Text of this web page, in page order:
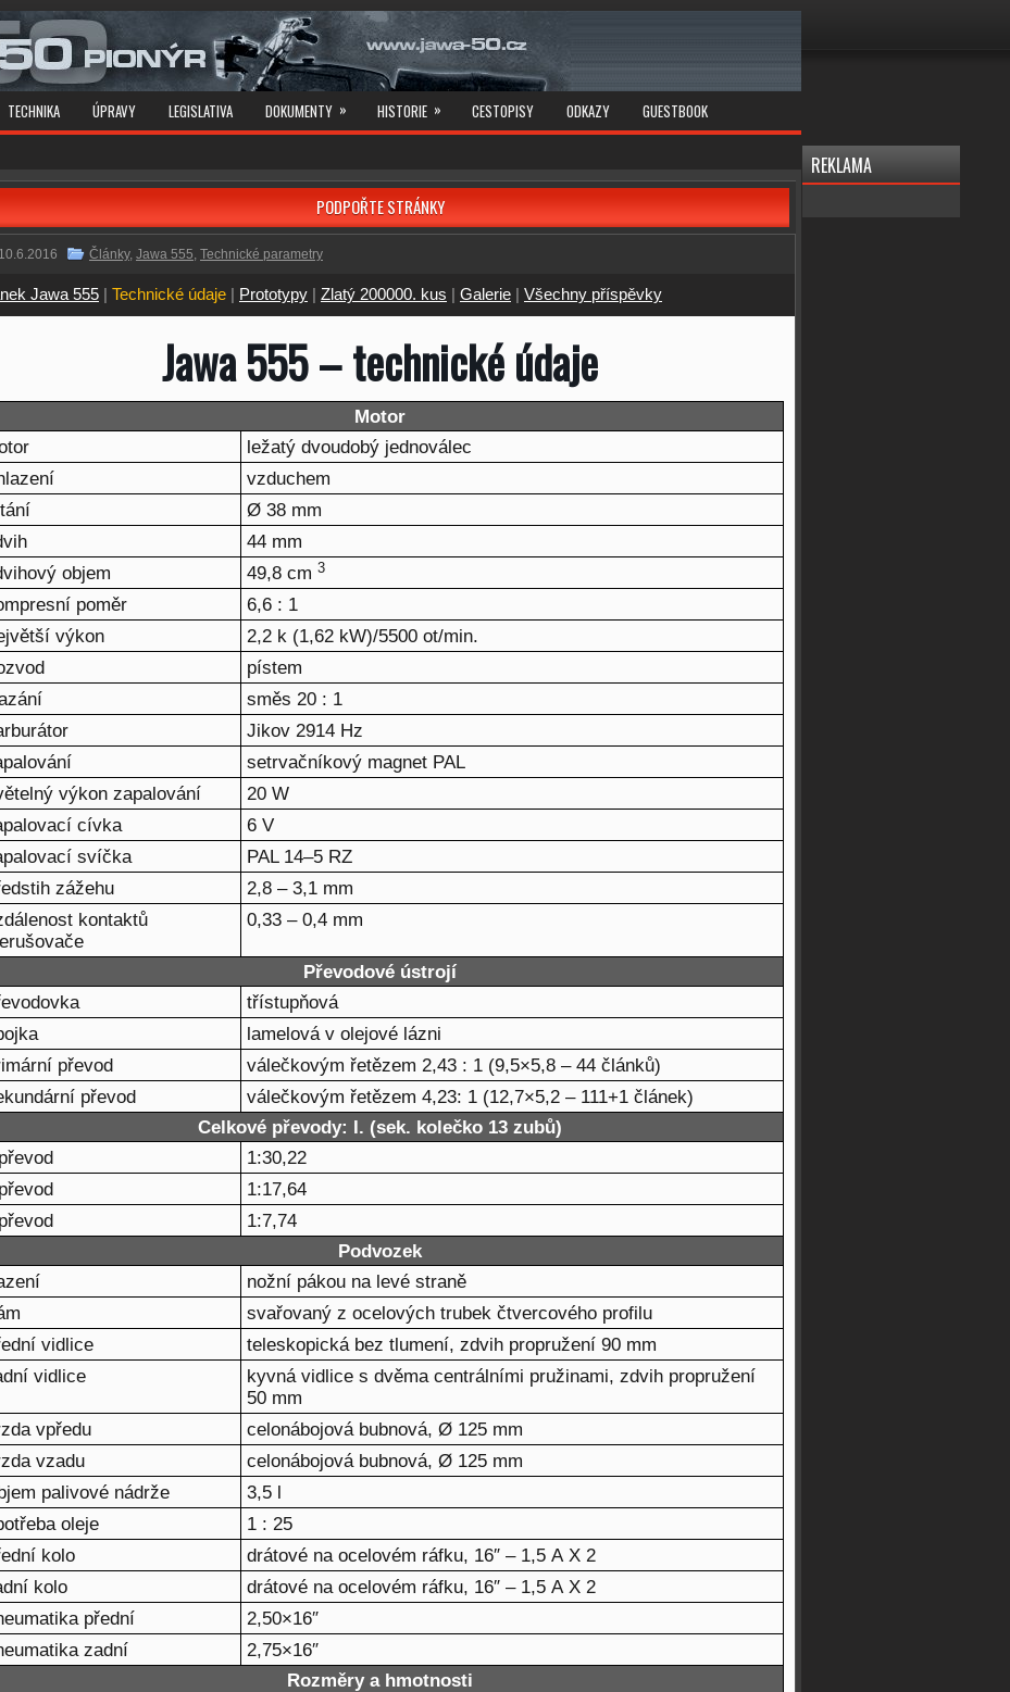
TECHNIKA ÚPRAVY LEGISLATIVA DOKUMENTY » HISTORIE » CESTOPISY ODKAZY
GUESTBOOK
REKLAMA
PODPOŘTE STRÁNKY
10.6.2016 Články, Jawa 555, Technické parametry
Jawa 555 Technické údaje Prototypy Zlatý 200000. kus Galerie Všechny příspěvky
Jawa 555 – technické údaje
Motor
ležatý dvoudobý jednoválec
vzduchem
Ø 38 mm
44 mm
objem
49,8 cm 3
poměr
6,6 : 1
výkon
2,2 k (1,62 kW)/5500 ot/min.
pístem
směs 20 : 1
Jikov 2914 Hz
setrvačníkový magnet PAL
výkon zapalování
20 W
cívka
6 V
svíčka
PAL 14–5 RZ
zážehu
2,8 – 3,1 mm
kontaktů
0,33 – 0,4 mm
Převodové ústrojí
třístupňová
lamelová v olejové lázni
převod
válečkovým řetězem 2,43 : 1 (9,5×5,8 – 44 článků)
převod
válečkovým řetězem 4,23: 1 (12,7×5,2 – 111+1 článek)
Celkové převody: I. (sek. kolečko 13 zubů)
1:30,22
1:17,64
1:7,74
Podvozek
nožní pákou na levé straně
svařovaný z ocelových trubek čtvercového profilu
vidlice
teleskopická bez tlumení, zdvih propružení 90 mm
vidlice
kyvná vidlice s dvěma centrálními pružinami, zdvih propružení
50 mm
vpředu
celonábojová bubnová, Ø 125 mm
vzadu
celonábojová bubnová, Ø 125 mm
palivové nádrže
3,5 l
oleje
1 : 25
kolo
drátové na ocelovém ráfku, 16″ – 1,5 A X 2
kolo
drátové na ocelovém ráfku, 16″ – 1,5 A X 2
přední
2,50×16″
zadní
2,75×16″
Rozměry a hmotnosti